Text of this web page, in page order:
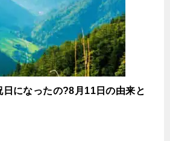
になったの?8月11日の由来と